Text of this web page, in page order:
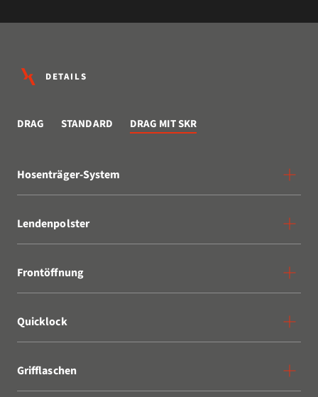
DETAILS
DRAG STANDARD DRAG MIT SKR
Hosenträger-System
Lendenpolster
Frontöffnung
Quicklock
Grifflaschen